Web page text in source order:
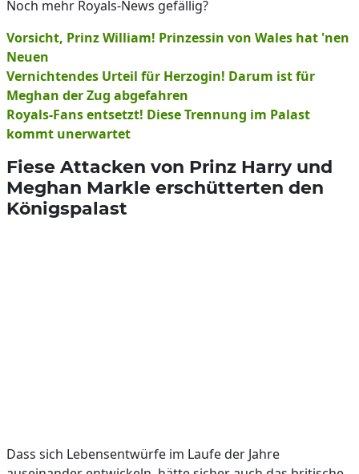
Noch mehr Royals-News gefällig?
Vorsicht, Prinz William! Prinzessin von Wales hat 'nen
Neuen
Vernichtendes Urteil für Herzogin! Darum ist für
Meghan der Zug abgefahren
Royals-Fans entsetzt! Diese Trennung im Palast
kommt unerwartet
Fiese Attacken von Prinz Harry und
Meghan Markle erschütterten den
Königspalast
Dass sich Lebensentwürfe im Laufe der Jahre